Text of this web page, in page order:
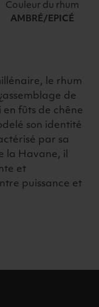
Couleur du rhum
AMBRÉ/EPICÉ
le rhum
de
fûts de chêne
son identité
par sa
la Havane, il
et
puissance et